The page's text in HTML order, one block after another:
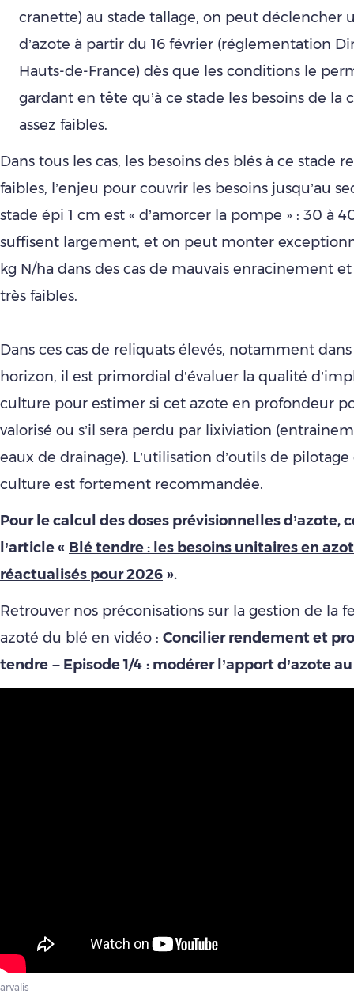
cranette) au stade tallage, on peut déclencher
d’azote à partir du 16 février (réglementation
Hauts-de-France) dès que les conditions le
gardant en tête qu’à ce stade les besoins de la
assez faibles.
Dans tous les cas, les besoins des blés à ce stade
faibles, l’enjeu pour couvrir les besoins jusqu’au
stade épi 1 cm est « d’amorcer la pompe » : 30 à
suffisent largement, et on peut monter
kg N/ha dans des cas de mauvais enracinement
très faibles.
Dans ces cas de reliquats élevés, notamment
horizon, il est primordial d’évaluer la qualité
culture pour esti­mer si cet azote en profondeur
valorisé ou s’il sera perdu par lixiviation
eaux de drainage). L’utilisation d’outils de
culture est fortement recommandée.
Pour le calcul des doses prévisionnelles d’azote,
l’article « Blé tendre : les besoins unitaires en
réactualisés pour 2026 ».
Retrouver nos préconisations sur la gestion de la
azoté du blé en vidéo : Concilier rendement et
tendre – Episode 1/4 : modérer l’apport d’azote
arvalis